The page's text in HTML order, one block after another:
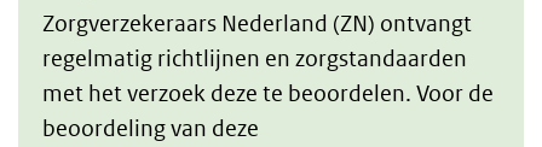
Zorgverzekeraars Nederland (ZN) ontvangt
regelmatig richtlijnen en zorgstandaarden
met het verzoek deze te beoordelen. Voor de
beoordeling van deze